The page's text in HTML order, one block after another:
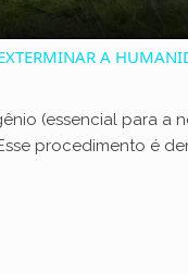
A
(essencial para a
procedimento é